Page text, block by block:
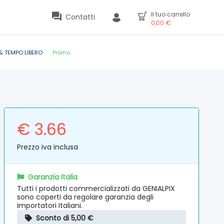
Contatti
Il tuo carrello
0,00 €
TEMPO LIBERO Promo
€ 3.66
Prezzo iva inclusa
Garanzia Italia
Tutti i prodotti commercializzati da GENIALPIX
sono coperti da regolare garanzia degli
importatori Italiani.
Sconto di 5,00 €